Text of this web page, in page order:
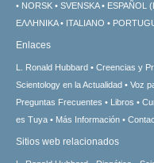
NORSK
SVENSKA ESPAÑOL
ΕΛΛΗΝΙΚA
ITALIANO
Enlaces
L. Ronald Hubbard Creencias y
Scientology en la Actualidad
Voz
Preguntas Frecuentes
Libros
es Tuya
Más Información
Sitios web relacionados